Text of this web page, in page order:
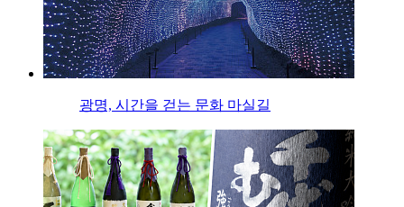
광명, 시간을 걷는 문화 마실길